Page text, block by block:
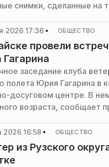
снимки, сделанные на
2026 17:36 ОБЩЕСТВО
провели
Гагарина
заседание клуба
полета Юрия Гагарина в
досуговом центре. В
возраста, сообщает
2026 16:58 ОБЩЕСТВО
из Рузского